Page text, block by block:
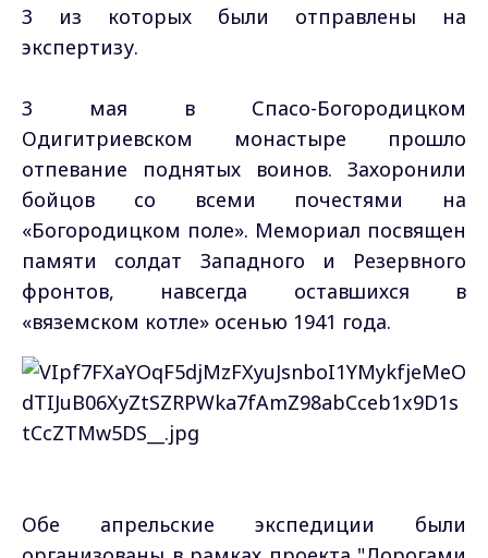
3 из которых были отправлены на
экспертизу.
3 мая в Спасо-Богородицком
Одигитриевском монастыре прошло
отпевание поднятых воинов. Захоронили
бойцов со всеми почестями на
«Богородицком поле». Мемориал посвящен
памяти солдат Западного и Резервного
фронтов, навсегда оставшихся в
«вяземском котле» осенью 1941 года.
Обе апрельские экспедиции были